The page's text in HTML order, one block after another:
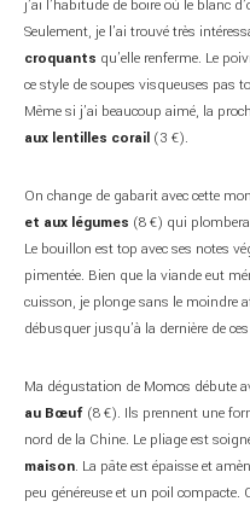
j’ai l’habitude de boire où le blanc
Seulement, je l’ai trouvé très
croquants qu’elle renferme. Le
ce style de soupes visqueuses pas
Même si j’ai beaucoup aimé, la
aux lentilles corail (3 €).
On change de gabarit avec cette
et aux légumes (8 €) qui
Le bouillon est top avec ses notes
pimentée. Bien que la viande eut
cuisson, je plonge sans le moindre
débusquer jusqu’à la dernière de
Ma dégustation de Momos débute
au Bœuf (8 €). Ils prennent une
nord de la Chine. Le pliage est
maison. La pâte est épaisse et
peu généreuse et un poil compacte.